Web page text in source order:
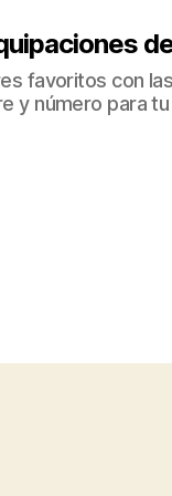
favoritos con
y número para